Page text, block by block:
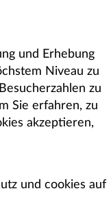
und Erhebung
Niveau zu
zu
Sie erfahren, zu
akzeptieren,
und cookies auf